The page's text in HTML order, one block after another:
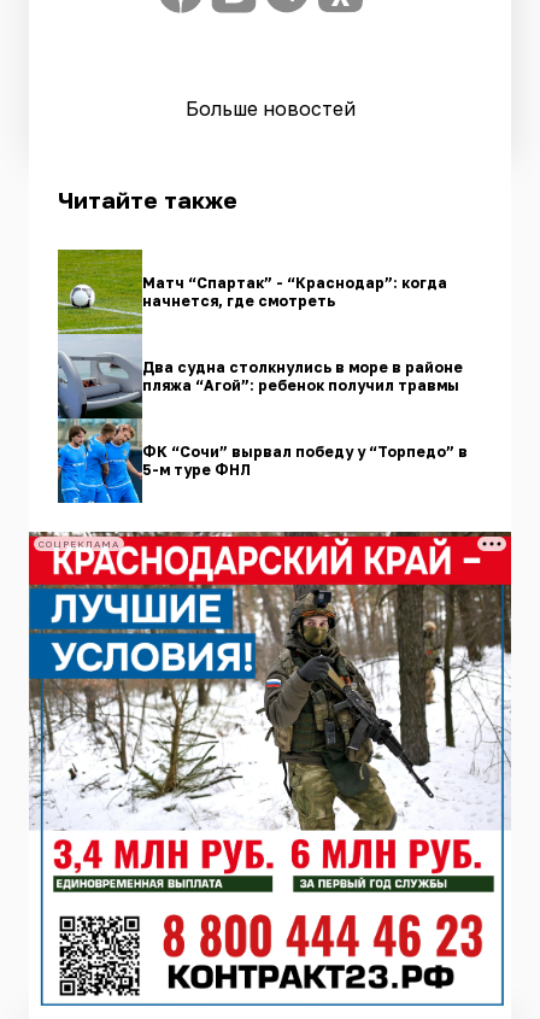
Больше новостей
Читайте также
Матч “Спартак” - “Краснодар”: когда
начнется, где смотреть
Два судна столкнулись в море в районе
пляжа “Агой”: ребенок получил травмы
ФК “Сочи” вырвал победу у “Торпедо” в
5-м туре ФНЛ
СОЦРЕКЛАМА